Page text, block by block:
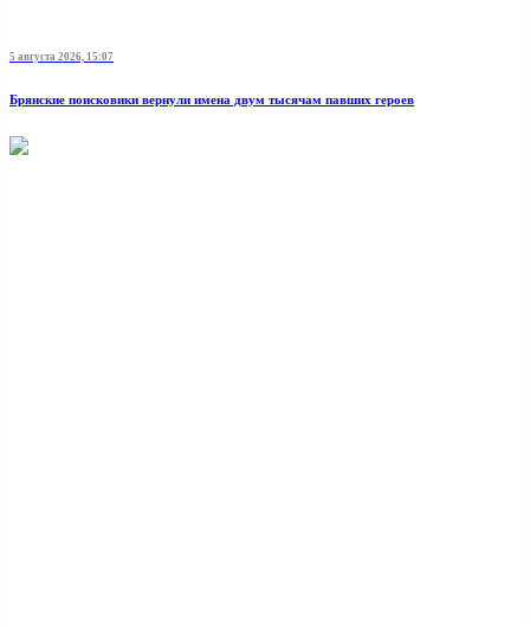
5 августа 2026, 15:07
Брянские поисковики вернули имена двум тысячам павших героев